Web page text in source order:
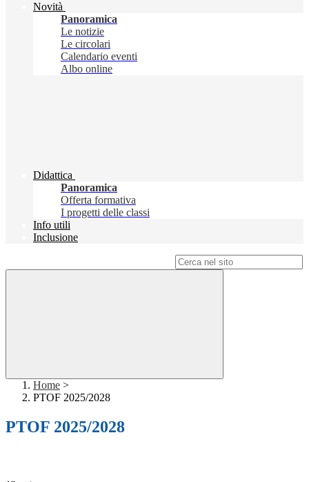
Novità
Panoramica
Le notizie
Le circolari
Calendario eventi
Albo online
Didattica
Panoramica
Offerta formativa
I progetti delle classi
Info utili
Inclusione
Home >
PTOF 2025/2028
PTOF 2025/2028